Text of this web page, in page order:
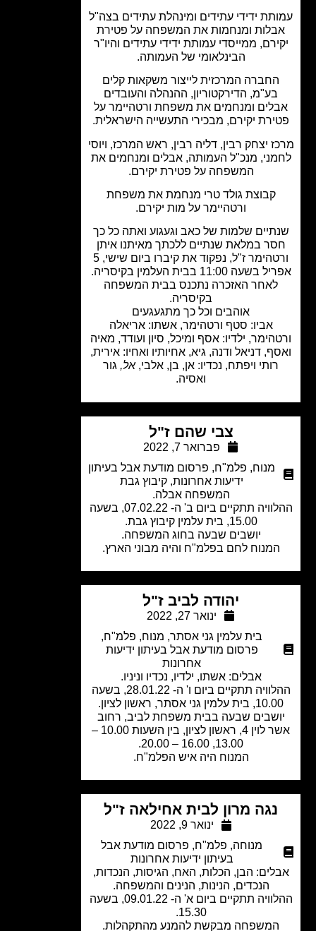
ידידי עתידים ומינהלת עתידים בצה"ל
ומנחמות את המשפחה על פטירת
ממייסדי עמותת ידידי עתידים והיו"ר
הבינלאומי של העמותה.
החברה המרכזית לייצור משקאות קלים
בע"מ, הדירקטוריון, ההנהלה והעובדים
ומנחמים את משפחת ורטהיימר על
יקירם, מבכירי התעשייה הישראלית.
יצחק רבין, דליה רבין, ראש המרכז, ויוסי
מנכ"ל העמותה, אבלים ומנחמים את
המשפחה על פטירת יקירם.
קבוצת גולד טרי מנחמת את משפחת
ורטהיימר על מות יקירם.
שלמות של כאב וגעגוע ואתה כל כך
במלאת שנתיים ללכתך מאיתנו איתן
ורטהימר ז"ל, נפקוד את קיברו ביום שישי, 5
11:00 בבית העלמין בקיסריה.
לאחר האזכרה נתכנס בבית המשפחה
בקיסריה.
אוהבים וכל כך מתגעגעים
אביו: סטף ורטהימר, אשתו: אריאלה
ילדיו: אסף ומיכל, סיון ועודד, מאיה
דניאל ודנה, גיא, אחיותיו ואחיו: אירית,
רותי ויפתח, נכדיו: אן, בן, אלבי,אל,גור
צבי שהם ז"ל
פברואר 7, 2022
מנוח,פלמ"ח,פרסום מודעת אבל בעיתון
ידיעות אחרונות,קיבוץ גבת
המשפחה אבלה.
ההלוויה תתקיים ביום ב' ה- 07.02.22, בשעה
יושבים שבעה בחוג המשפחה.
המנוח לחם בפלמ"ח והיה מבוני הארץ.
יהודה לביב ז"ל
ינואר 27, 2022
בית עלמין גני אסתר, מנוח,פלמ"ח,
פרסום מודעת אבל בעיתון ידיעות
אחרונות
אבלים: אשתו, ילדיו, נכדיו וניניו.
ההלוויה תתקיים ביום ו' ה- 28.01.22, בשעה
שבעה בבית משפחת לביב, רחוב
אשר לוין 4, ראשון לציון, בין השעות 10.00 –
המנוח היה איש הפלמ"ח.
נגה מרון לבית אחילאה ז"ל
ינואר 9, 2022
מנוחה
פלמ"ח,פרסום מודעת אבל
בעיתון ידיעות אחרונות
הבן, הכלות, האח, הגיסות, הנכדות,
הנכדים, הנינות, הנינים והמשפחה.
ההלוויה תתקיים ביום א' ה- 09.01.22, בשעה
המשפחה מבקשת להמנע מהתקהלות.